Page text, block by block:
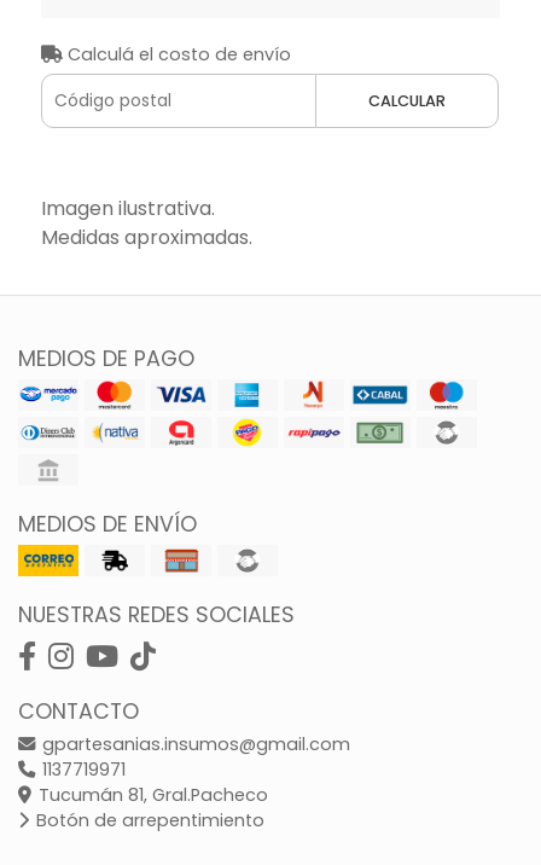
Calculá el costo de envío
CALCULAR
Imagen ilustrativa.
Medidas aproximadas.
MEDIOS DE PAGO
MEDIOS DE ENVÍO
NUESTRAS REDES SOCIALES
CONTACTO
gpartesanias.insumos@gmail.com
1137719971
Tucumán 81, Gral.Pacheco
Botón de arrepentimiento